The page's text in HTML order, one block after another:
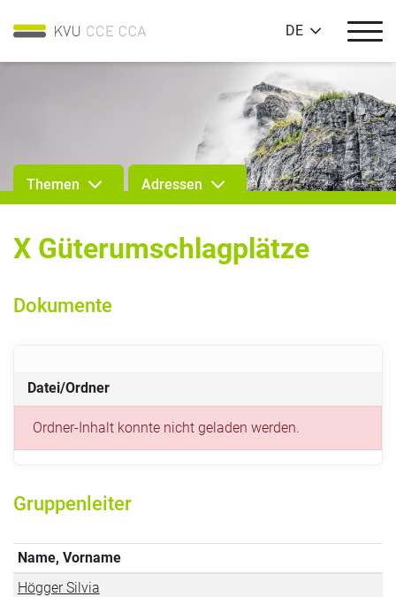
DE
Themen Adressen
X Güterumschlagplätze
Dokumente
Datei/Ordner
Ordner-Inhalt konnte nicht geladen werden.
Gruppenleiter
Name, Vorname
Högger Silvia